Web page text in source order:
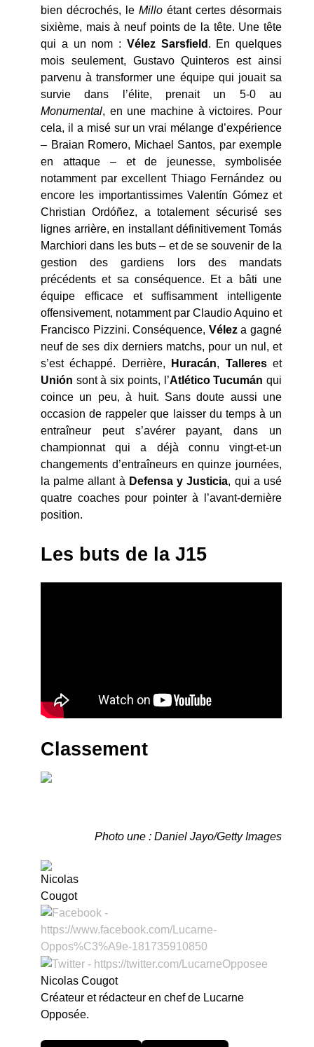
bien décrochés, le Millo étant certes désormais
sixième, mais à neuf points de la tête. Une tête
qui a un nom : Vélez Sarsfield . En quelques
mois seulement, Gustavo Quinteros est ainsi
parvenu à transformer une équipe qui jouait sa
survie dans l’élite, prenait un 5-0 au
Monumental, en une machine à victoires. Pour
cela, il a misé sur un vrai mélange d’expérience
– Braian Romero, Michael Santos, par exemple
en attaque – et de jeunesse, symbolisée
notamment par excellent Thiago Fernández ou
encore les importantissimes Valentín Gómez et
Christian Ordóñez, a totalement sécurisé ses
lignes arrière, en installant définitivement Tomás
Marchiori dans les buts – et de se souvenir de la
gestion des gardiens lors des mandats
précédents et sa conséquence. Et a bâti une
équipe efficace et suffisamment intelligente
offensivement, notamment par Claudio Aquino et
Francisco Pizzini. Conséquence, Véleza gagné
neuf de ses dix derniers matchs, pour un nul, et
s’est échappé. Derrière,
Huracán, Tallereset
Unión sont à six points, l’Atlético Tucumán qui
coince un peu, à huit. Sans doute aussi une
occasion de rappeler que laisser du temps à un
entraîneur peut s’avérer payant, dans un
championnat qui a déjà connu vingt-et-un
changements d’entraîneurs en quinze journées,
la palme allant à Defensa y Justicia, qui a usé
quatre coaches pour pointer à l’avant-dernière
position.
Les buts de la J15
Classement
Photo une : Daniel Jayo/Getty Images
Nicolas Cougot
Créateur et rédacteur en chef de Lucarne
Opposée.